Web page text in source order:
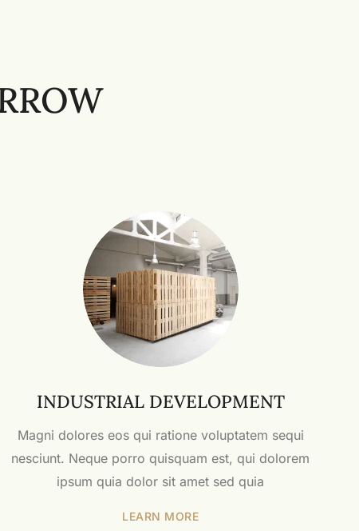
INDUSTRIAL DEVELOPMENT
Magni dolores eos qui ratione voluptatem sequi
nesciunt. Neque porro quisquam est, qui dolorem
ipsum quia dolor sit amet sed quia
LEARN MORE